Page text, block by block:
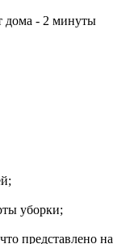
дома - 2 минуты
уборки;
представлено на